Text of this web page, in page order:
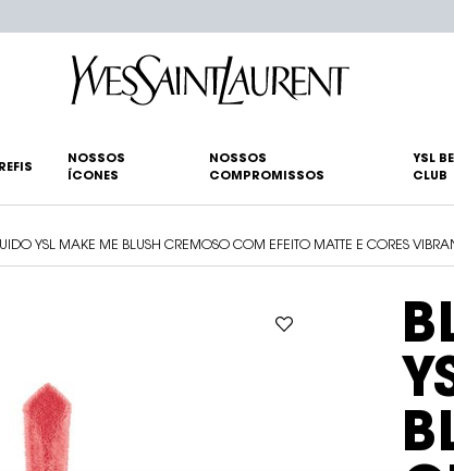
REFIS
NOSSOS
ÍCONES
NOSSOS
COMPROMISSOS
YSL
CLUB
YSL MAKE ME BLUSH CREMOSO COM EFEITO MATTE E CORES